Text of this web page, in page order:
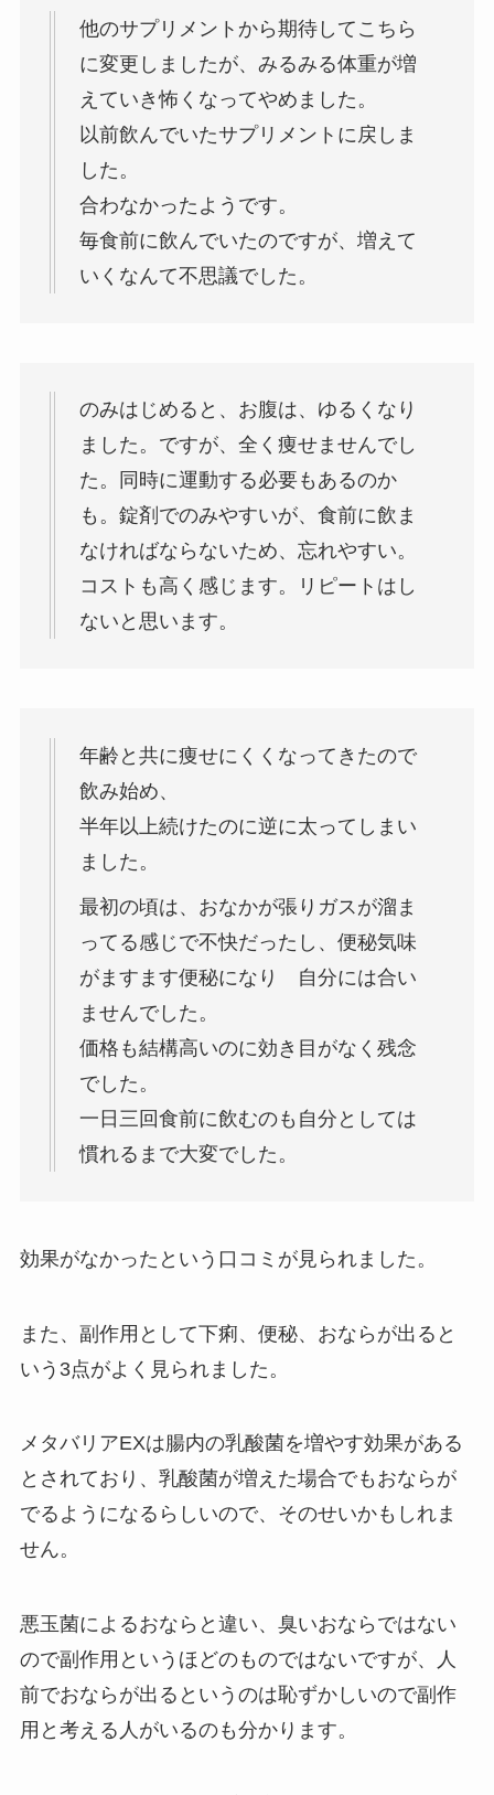
他のサプリメントから期待してこちら
に変更しましたが、みるみる体重が増
えていき怖くなってやめました。
以前飲んでいたサプリメントに戻しま
した。
合わなかったようです。
毎食前に飲んでいたのですが、増えて
いくなんて不思議でした。
のみはじめると、お腹は、ゆるくなり
ました。 ですが、全く痩せませんでし
た。同時に運動する必要もあるのか
も。錠剤でのみやすいが、食前に飲ま
なければならないため、忘れやすい。
コストも高く感じます。リピートはし
ないと思います。
年齢と共に痩せにくくなってきたので
飲み始め、
半年以上続けたのに逆に太ってしまい
ました。
最初の頃は、おなかが張りガスが溜ま
ってる感じで不快だったし、便秘気味
がますます便秘になり 自分には合い
ませんでした。
価格も結構高いのに効き目がなく残念
でした。
一日三回食前に飲むのも自分としては
慣れるまで大変でした。
効果がなかったという口コミが見られました。
また、副作用として下痢、便秘、おならが出ると
いう3点がよく見られました。
メタバリアEXは腸内の乳酸菌を増やす効果がある
とされており、乳酸菌が増えた場合でもおならが
でるようになるらしいので、そのせいかもしれま
せん。
悪玉菌によるおならと違い、臭いおならではない
ので副作用というほどのものではないですが、人
前でおならが出るというのは恥ずかしいので副作
用と考える人がいるのも分かります。